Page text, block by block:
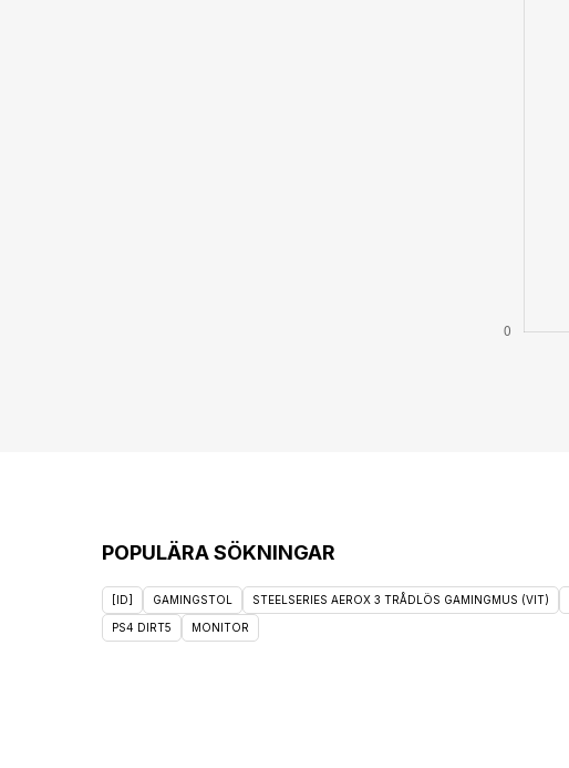
POPULÄRA SÖKNINGAR
[ID] GAMINGSTOL STEELSERIES AEROX 3 TRÅDLÖS GAMINGMUS (VIT)
PS4 DIRT5 MONITOR